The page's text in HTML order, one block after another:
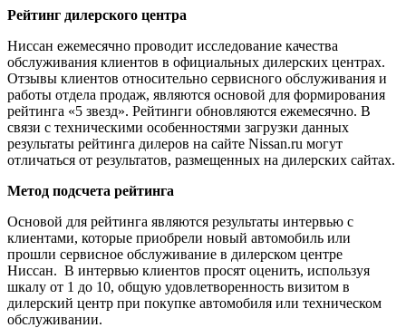
Рейтинг дилерского центра
Ниссан ежемесячно проводит исследование качества
обслуживания клиентов в официальных дилерских центрах.
Отзывы клиентов относительно сервисного обслуживания и
работы отдела продаж, являются основой для формирования
рейтинга «5 звезд». Рейтинги обновляются ежемесячно. В
связи с техническими особенностями загрузки данных
результаты рейтинга дилеров на сайте Nissan.ru могут
отличаться от результатов, размещенных на дилерских сайтах.
Метод подсчета рейтинга
Основой для рейтинга являются результаты интервью с
клиентами, которые приобрели новый автомобиль или
прошли сервисное обслуживание в дилерском центре
Ниссан. В интервью клиентов просят оценить, используя
шкалу от 1 до 10, общую удовлетворенность визитом в
дилерский центр при покупке автомобиля или техническом
обслуживании.